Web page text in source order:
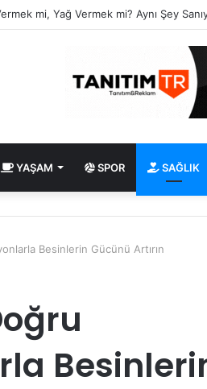
mi, Yağ Vermek mi? Aynı Şey
YAŞAM SPOR SAĞLIK
Besinlerin Gücünü Artırın